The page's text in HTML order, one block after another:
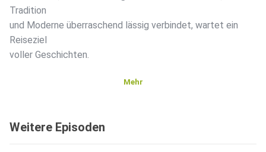
Tradition
und Moderne überraschend lässig verbindet, wartet ein
Reiseziel
voller Geschichten.
Mehr
Weitere Episoden